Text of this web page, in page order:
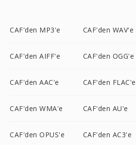
CAF'den MP3'e CAF'den WAV'e
CAF'den AIFF'e CAF'den OGG'e
CAF'den AAC'e CAF'den FLAC'e
CAF'den WMA'e CAF'den AU'e
CAF'den OPUS'e CAF'den AC3'e